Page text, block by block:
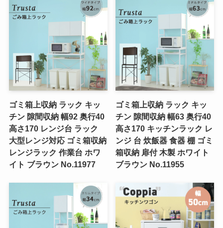
ゴミ箱上収納 ラック キッ
チン 隙間収納 幅92 奥行40
高さ170 レンジ台 ラック
大型レンジ対応 ゴミ箱収納
レンジラック 作業台 ホワ
イト ブラウン No.11977
ゴミ箱上収納 ラック キッ
チン 隙間収納 幅63 奥行40
高さ170 キッチンラック レ
ンジ 台 炊飯器 食器 棚 ゴミ
箱収納 扉付 木製 ホワイト
ブラウン No.11955